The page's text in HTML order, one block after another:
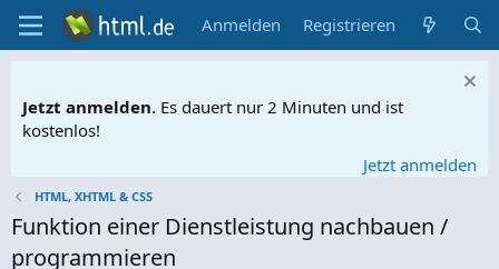
Anmelden Registrieren
Jetzt anmelden. Es dauert nur 2 Minuten und ist
kostenlos!
Jetzt anmelden
HTML, XHTML & CSS
Funktion einer Dienstleistung nachbauen /
programmieren